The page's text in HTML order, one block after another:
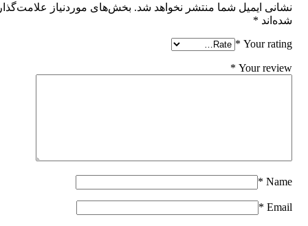
نشانی ایمیل شما منتشر نخواهد شد. بخش‌های موردنیاز
شده‌اند *
Your rating
*
Your review
*
Name
*
Email
*